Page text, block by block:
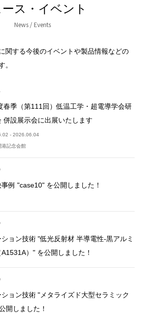
ス・イベント
News / Events
関する今後のイベントや製品情報などの
。
春季（第111回）低温工学・超電導学会研
併設展示会に出展いたします
- 2026.06.04
港記念会館
例 "case10" を公開しました！
ション技術 "低光反射材 半導電性-黒アルミ
）" を公開しました！
ション技術 "メタライズド大型セラミック
開しました！